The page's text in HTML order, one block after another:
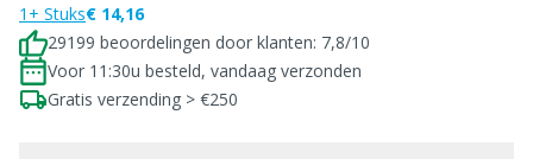
1+ Stuks€ 14,16
29199 beoordelingen door klanten: 7,8/10
Voor 11:30u besteld, vandaag verzonden
Gratis verzending > €250